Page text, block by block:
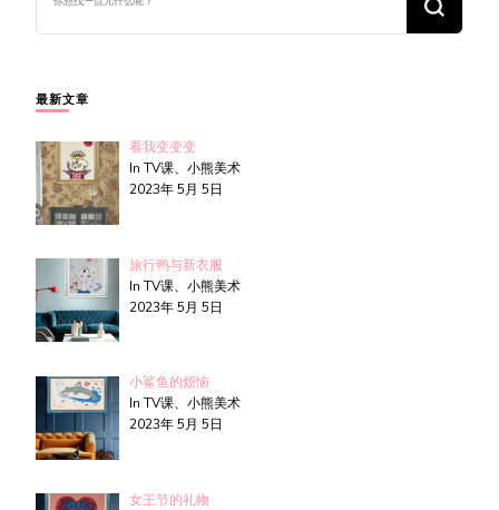
么
吗?
最新文章
看我变变变
In TV课、小熊美术
2023年 5月 5日
旅行鸭与新衣服
In TV课、小熊美术
2023年 5月 5日
小鲨鱼的烦恼
In TV课、小熊美术
2023年 5月 5日
女王节的礼物